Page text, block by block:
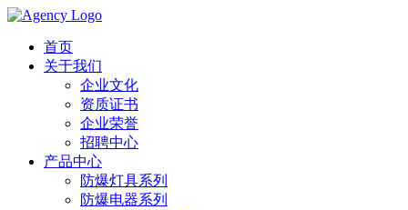
首页
关于我们
企业文化
资质证书
企业荣誉
招聘中心
产品中心
防爆灯具系列
防爆电器系列